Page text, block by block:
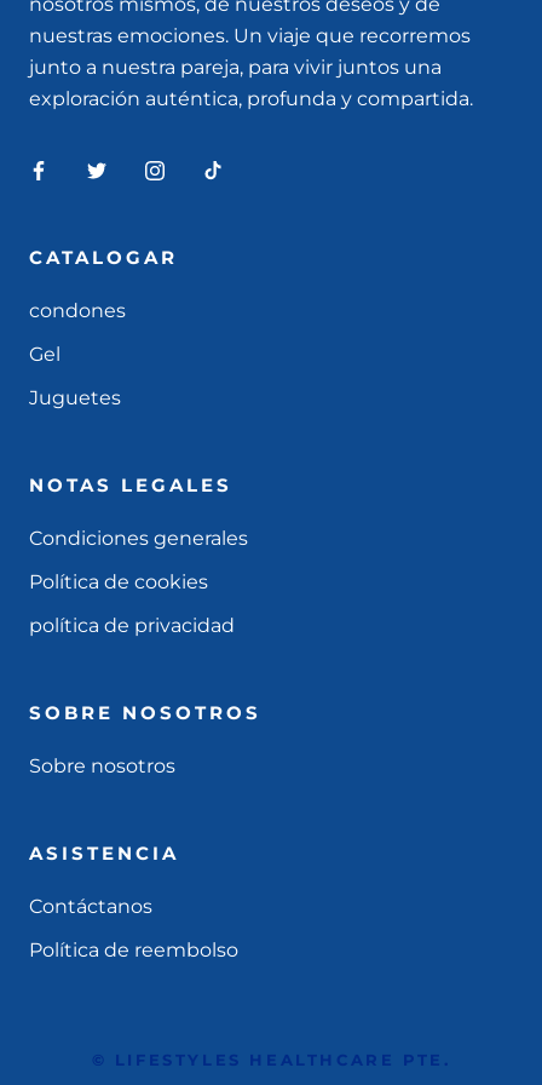
nuestras emociones. Un viaje que recorremos
junto a nuestra pareja, para vivir juntos una
exploración auténtica, profunda y compartida.
CATALOGAR
condones
Gel
Juguetes
NOTAS LEGALES
Condiciones generales
Política de cookies
política de privacidad
SOBRE NOSOTROS
Sobre nosotros
ASISTENCIA
Contáctanos
Política de reembolso
© LIFESTYLES HEALTHCARE PTE.